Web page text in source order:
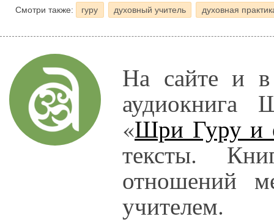
Смотри также: гуру духовный учитель духовная
На сайте и в
«Шри Гуру и
тексты.
отношений
учителем.